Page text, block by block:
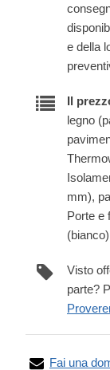
e della
Il
legno
mm),
Porte e
Visto
parte?
Fai una